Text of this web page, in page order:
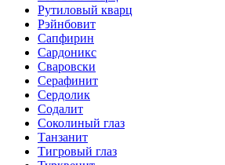
Рутиловый кварц
Рэйнбовит
Сапфирин
Сардоникс
Сваровски
Серафинит
Сердолик
Содалит
Соколиный глаз
Танзанит
Тигровый глаз